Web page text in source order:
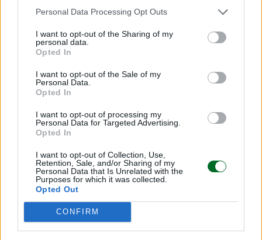
Personal Data Processing Opt Outs
I want to opt-out of the Sharing of my
personal data.
Opted In
I want to opt-out of the Sale of my
Personal Data.
Opted In
I want to opt-out of processing my
Personal Data for Targeted Advertising.
Opted In
I want to opt-out of Collection, Use,
Retention, Sale, and/or Sharing of my
Personal Data that Is Unrelated with the
Purposes for which it was collected.
Opted Out
CONFIRM
imprese investimenti
Condividi